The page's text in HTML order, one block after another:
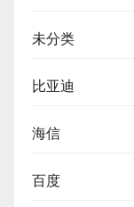
未分类
比亚迪
海信
百度